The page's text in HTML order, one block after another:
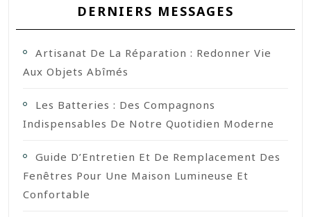
DERNIERS MESSAGES
Artisanat De La Réparation : Redonner Vie
Aux Objets Abîmés
Les Batteries : Des Compagnons
Indispensables De Notre Quotidien Moderne
Guide D’Entretien Et De Remplacement Des
Fenêtres Pour Une Maison Lumineuse Et
Confortable